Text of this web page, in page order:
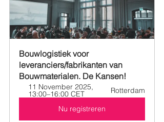
Bouwlogistiek voor
leveranciers/fabrikanten van
Bouwmaterialen. De Kansen!
11 November 2025,
13:00–16:00 CET
Rotterdam
Nu registreren